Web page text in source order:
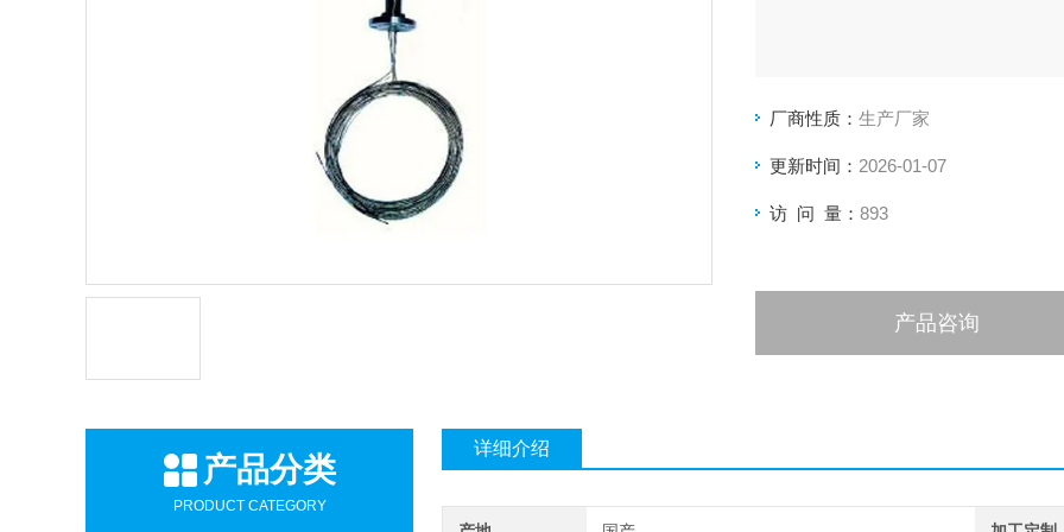
厂商性质： 生产厂家
更新时间： 2026-01-07
访 问 量： 893
产品咨询
产品分类
PRODUCT CATEGORY
详细介绍